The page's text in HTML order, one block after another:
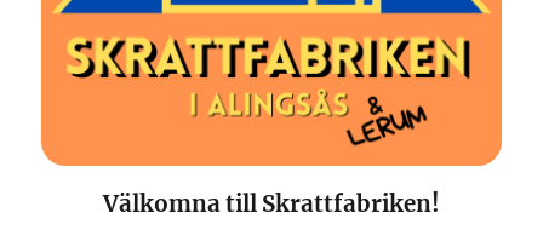
Välkomna till Skrattfabriken!